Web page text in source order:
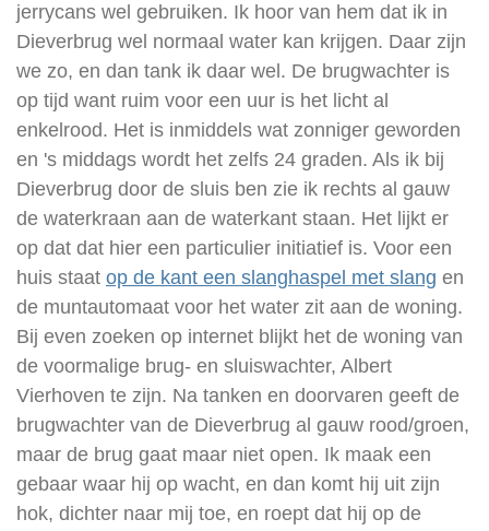
jerrycans wel gebruiken. Ik hoor van hem dat ik in
Dieverbrug wel normaal water kan krijgen. Daar zijn
we zo, en dan tank ik daar wel. De brugwachter is
op tijd want ruim voor een uur is het licht al
enkelrood. Het is inmiddels wat zonniger geworden
en 's middags wordt het zelfs 24 graden. Als ik bij
Dieverbrug door de sluis ben zie ik rechts al gauw
de waterkraan aan de waterkant staan. Het lijkt er
op dat dat hier een particulier initiatief is. Voor een
huis staat op de kant een slanghaspel met slang en
de muntautomaat voor het water zit aan de woning.
Bij even zoeken op internet blijkt het de woning van
de voormalige brug- en sluiswachter, Albert
Vierhoven te zijn. Na tanken en doorvaren geeft de
brugwachter van de Dieverbrug al gauw rood/groen,
maar de brug gaat maar niet open. Ik maak een
gebaar waar hij op wacht, en dan komt hij uit zijn
hok, dichter naar mij toe, en roept dat hij op de